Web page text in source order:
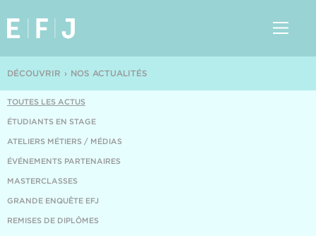
NOS ACTUALITÉS
DÉCOUVRIR
TOUTES LES ACTUS
ÉTUDIANTS EN STAGE
ATELIERS MÉTIERS / MÉDIAS
ÉVÉNEMENTS PARTENAIRES
MASTERCLASSES
GRANDE ENQUÊTE EFJ
REMISES DE DIPLÔMES